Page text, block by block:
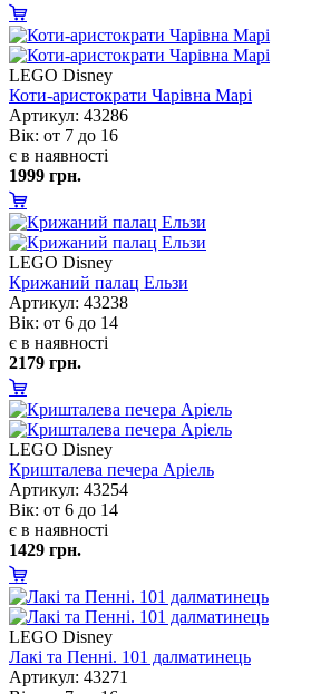
LEGO Disney
Коти-аристократи Чарівна Марі
Артикул: 43286
ік: от 7 до 16
є в наявності
1999 грн.
LEGO Disney
Крижаний палац Ельзи
Артикул: 43238
ік: от 6 до 14
є в наявності
2179 грн.
LEGO Disney
Кришталева печера Аріель
Артикул: 43254
ік: от 6 до 14
є в наявності
1429 грн.
LEGO Disney
Лакі та Пенні. 101 далматинець
Артикул: 43271